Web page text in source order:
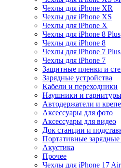
Чехлы для iPhone XR
Чехлы для iPhone XS
Чехлы для iPhone X
Чехлы для iPhone 8 Plus
Чехлы для iPhone 8
Чехлы для iPhone 7 Plus
Чехлы для iPhone 7
Защитные пленки и
Зарядные устройства
Кабели и переходники
Наушники и гарнитуры
Автодержатели и
Аксессуары для фото
Аксессуары для видео
Док станции и
Портативные зарядные
Акустика
Прочее
Чехлы для iPhone 17 Air